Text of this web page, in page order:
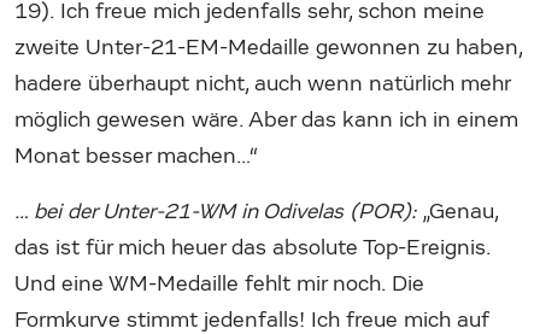
19). Ich freue mich jedenfalls sehr, schon meine
zweite Unter-21-EM-Medaille gewonnen zu haben,
hadere überhaupt nicht, auch wenn natürlich mehr
möglich gewesen wäre. Aber das kann ich in einem
Monat besser machen…“
… bei der Unter-21-WM in Odivelas (POR): „Genau,
das ist für mich heuer das absolute Top-Ereignis.
Und eine WM-Medaille fehlt mir noch. Die
Formkurve stimmt jedenfalls! Ich freue mich auf